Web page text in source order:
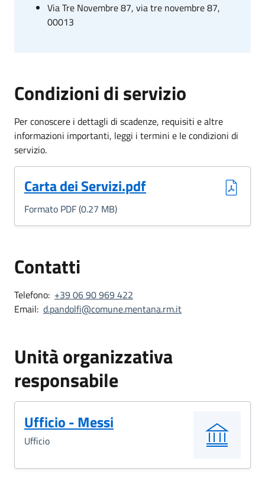
Via Tre Novembre 87, via tre novembre 87,
00013
Condizioni di servizio
Per conoscere i dettagli di scadenze, requisiti e altre
informazioni importanti, leggi i termini e le condizioni di
servizio.
Carta dei Servizi.pdf
(Formato PDF, 0.27 MB)
Formato PDF (0.27 MB)
Contatti
Telefono: +39 06 90 969 422
Email: d.pandolfi@comune.mentana.rm.it
Unità organizzativa
responsabile
Ufficio - Messi
Ufficio